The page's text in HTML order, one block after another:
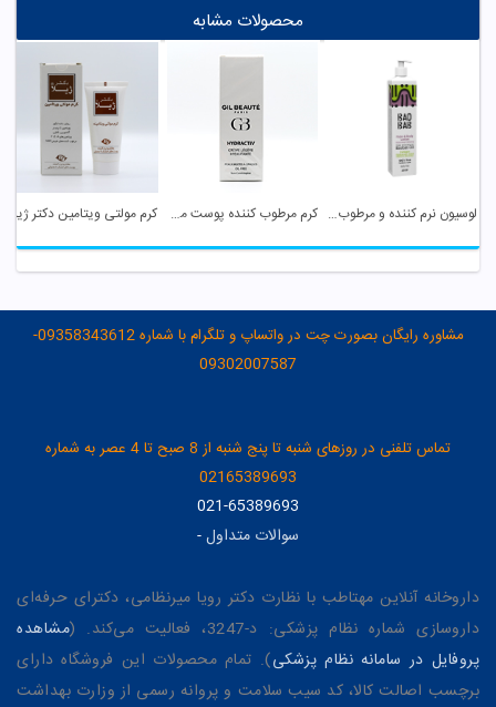
محصولات مشابه
لوسیون نرم کننده و مرطوب کننده صورت و بدن باوباب کرم مرطوب کننده پوست مختلط تا چرب ژیل بوته کرم مولتی ویتامین دکتر ژیلا
مشاوره رایگان بصورت چت در واتساپ و تلگرام با شماره 09358343612-
09302007587
تماس تلفنی در روزهای شنبه تا پنج شنبه از 8 صبح تا 4 عصر به شماره
02165389693
021-65389693
سوالات متداول-
داروخانه آنلاین مهتاطب با نظارت دکتر رویا میرنظامی، دکترای حرفه‌ای
داروسازی شماره نظام پزشکی: د-3247، فعالیت می‌کند. (
مشاهده
پروفایل در سامانه نظام پزشکی). تمام محصولات این فروشگاه دارای
برچسب اصالت کالا، کد سیب سلامت و پروانه رسمی از وزارت بهداشت